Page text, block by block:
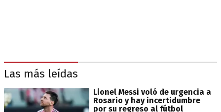
Las más leídas
Lionel Messi voló de urgencia a
Rosario y hay incertidumbre
por su regreso al fútbol